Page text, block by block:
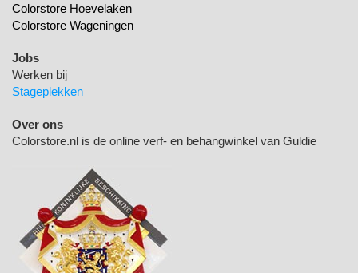
Colorstore Hoevelaken
Colorstore Wageningen
Jobs
Werken bij
Stageplekken
Over ons
Colorstore.nl is de online verf- en behangwinkel van Guldie